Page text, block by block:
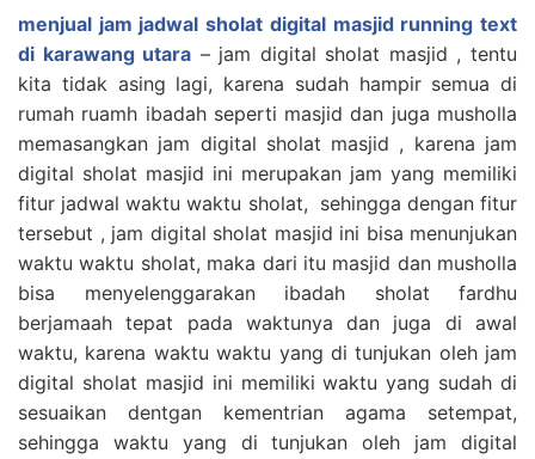
menjual jam jadwal sholat digital masjid running text
di karawang utara – jam digital sholat masjid , tentu
kita tidak asing lagi, karena sudah hampir semua di
rumah ruamh ibadah seperti masjid dan juga musholla
memasangkan jam digital sholat masjid , karena jam
digital sholat masjid ini merupakan jam yang memiliki
fitur jadwal waktu waktu sholat, sehingga dengan fitur
tersebut , jam digital sholat masjid ini bisa menunjukan
waktu waktu sholat, maka dari itu masjid dan musholla
bisa menyelenggarakan ibadah sholat fardhu
berjamaah tepat pada waktunya dan juga di awal
waktu, karena waktu waktu yang di tunjukan oleh jam
digital sholat masjid ini memiliki waktu yang sudah di
sesuaikan dentgan kementrian agama setempat,
sehingga waktu yang di tunjukan oleh jam digital